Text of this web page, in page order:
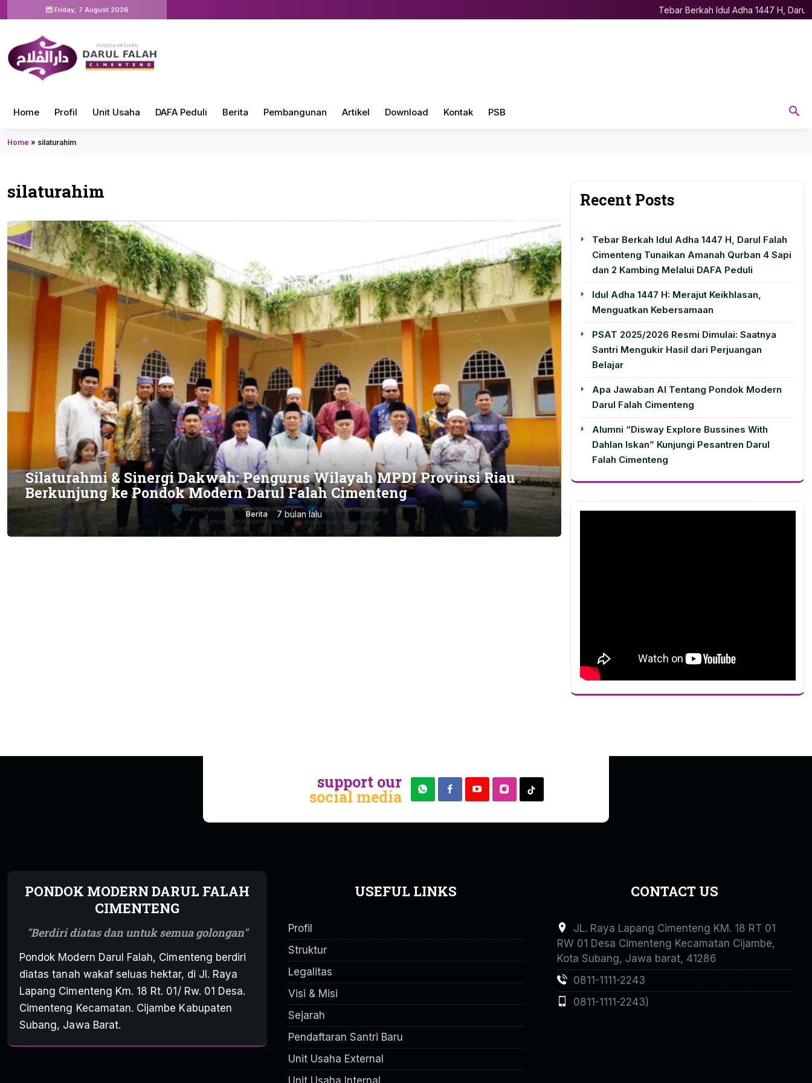
Tebar Berkah Idul Adha 1447 H, Darul
Friday, 7 August 2026
Home Profil Unit Usaha DAFA Peduli Berita Pembangunan Artikel Download Kontak PSB
Home » silaturahim
silaturahim
Silaturahmi & Sinergi Dakwah: Pengurus Wilayah MPDI Provinsi Riau
Berkunjung ke Pondok Modern Darul Falah Cimenteng
Berita 7 bulan lalu
Recent Posts
Tebar Berkah Idul Adha 1447 H, Darul Falah
Cimenteng Tunaikan Amanah Qurban 4 Sapi
dan 2 Kambing Melalui DAFA Peduli
Idul Adha 1447 H: Merajut Keikhlasan,
Menguatkan Kebersamaan
PSAT 2025/2026 Resmi Dimulai: Saatnya
Santri Mengukir Hasil dari Perjuangan
Belajar
Apa Jawaban AI Tentang Pondok Modern
Darul Falah Cimenteng
Alumni “Disway Explore Bussines With
Dahlan Iskan” Kunjungi Pesantren Darul
Falah Cimenteng
support our
social media
PONDOK MODERN DARUL FALAH
CIMENTENG
Berdiri diatas dan untuk semua golongan
Pondok Modern Darul Falah, Cimenteng berdiri
diatas tanah wakaf seluas hektar, di Jl. Raya
Lapang Cimenteng Km. 18 Rt. 01/ Rw. 01 Desa.
Cimenteng Kecamatan. Cijambe Kabupaten
Subang, Jawa Barat.
USEFUL LINKS
Profil
Struktur
Legalitas
Visi & Misi
Sejarah
Pendaftaran Santri Baru
Unit Usaha External
Unit Usaha Internal
CONTACT US
JL. Raya Lapang Cimenteng KM. 18 RT 01
RW 01 Desa Cimenteng Kecamatan Cijambe,
Kota Subang, Jawa barat, 41286
0811-1111-2243
0811-1111-2243)